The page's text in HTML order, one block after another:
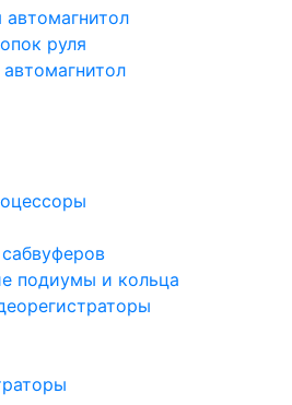
руля
подиумы и кольца